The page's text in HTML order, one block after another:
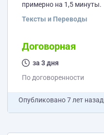
примерно на 1,5 минуты.
Тексты и Переводы
Договорная
за 3 дня
По договоренности
Опубликовано7 лет назад